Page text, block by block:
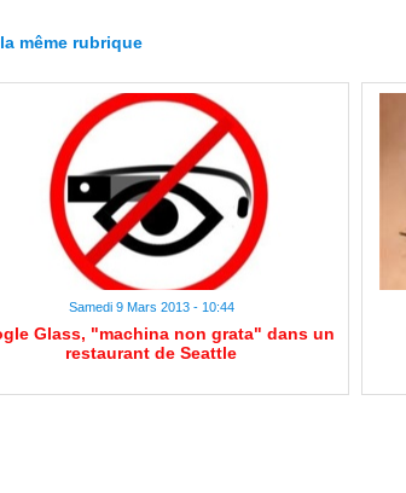
même rubrique
Samedi 9 Mars 2013 - 10:44
Glass, "machina non grata" dans un
restaurant de Seattle